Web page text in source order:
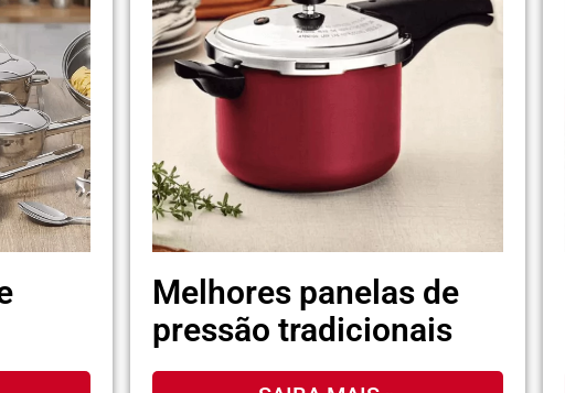
Melhores panelas de
pressão tradicionais